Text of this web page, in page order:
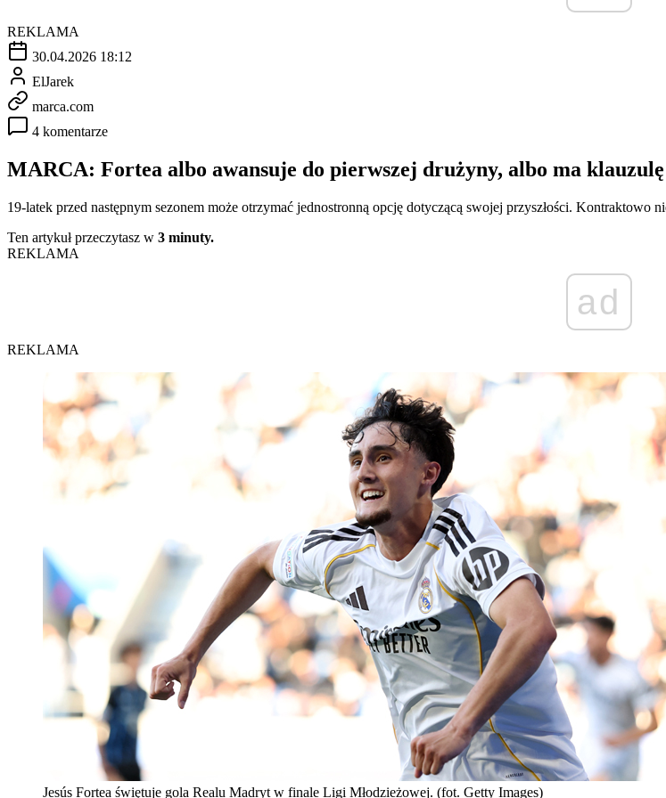
REKLAMA
30.04.2026 18:12
ElJarek
marca.com
4 komentarze
MARCA: Fortea albo awansuje do pierwszej drużyny, albo ma
19-latek przed następnym sezonem może otrzymać jednostronną opcję dotyczącą swojej przyszłości. Kontraktowo
Ten artykuł przeczytasz w 3 minuty.
REKLAMA
ad
REKLAMA
Jesús Fortea świętuje gola Realu Madryt w finale Ligi Młodzieżowej. (fot. Getty Images)